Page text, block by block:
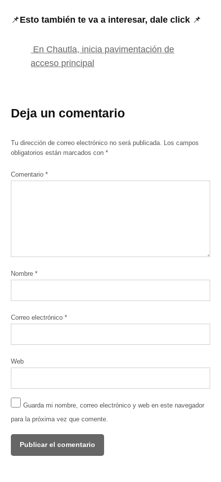
📌Esto también te va a interesar, dale click 📌
En Chautla, inicia pavimentación de
acceso principal
Deja un comentario
Tu dirección de correo electrónico no será publicada. Los campos
obligatorios están marcados con*
Comentario*
Nombre*
Correo electrónico*
Web
Guarda mi nombre, correo electrónico y web en este navegador
para la próxima vez que comente.